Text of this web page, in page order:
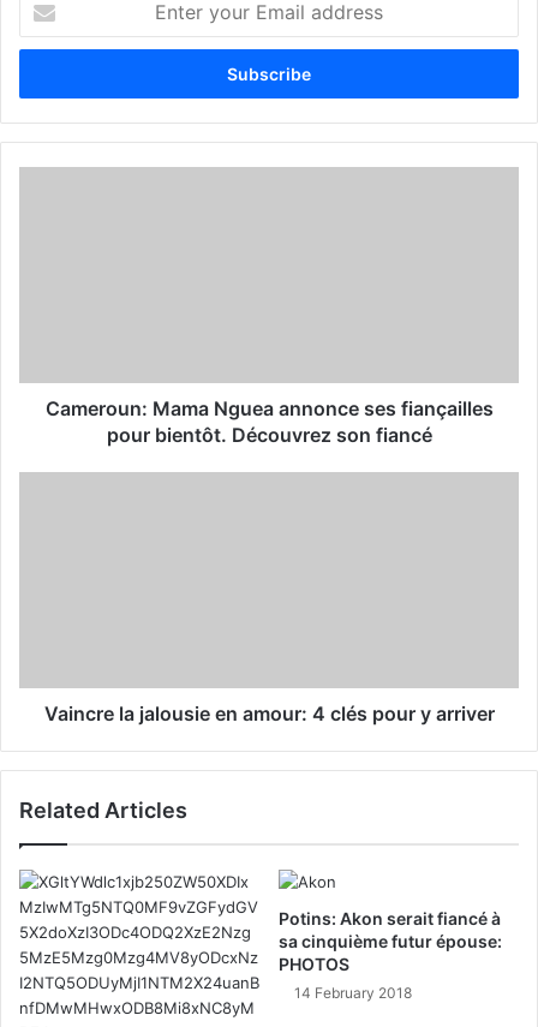
t
r
y
Cameroun: Mama Nguea annonce ses fiançailles
pour bientôt. Découvrez son fiancé
Vaincre la jalousie en amour: 4 clés pour y arriver
Related Articles
Potins: Akon serait fiancé à
sa cinquième futur épouse:
PHOTOS
14 February 2018